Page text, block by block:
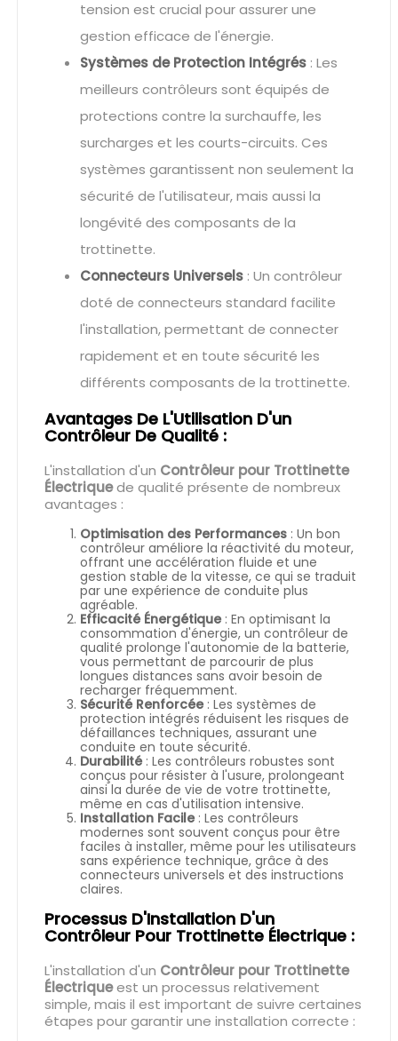
tension est crucial pour assurer une
gestion efficace de l'énergie.
Systèmes de Protection Intégrés : Les
meilleurs contrôleurs sont équipés de
protections contre la surchauffe, les
surcharges et les courts-circuits. Ces
systèmes garantissent non seulement la
sécurité de l'utilisateur, mais aussi la
longévité des composants de la
trottinette.
Connecteurs Universels : Un contrôleur
doté de connecteurs standard facilite
l'installation, permettant de connecter
rapidement et en toute sécurité les
différents composants de la trottinette.
Avantages De L'Utilisation D'un
Contrôleur De Qualité :
L'installation d'un Contrôleur pour Trottinette
Électriquede qualité présente de nombreux
avantages :
Optimisation des Performances : Un bon
contrôleur améliore la réactivité du moteur,
offrant une accélération fluide et une
gestion stable de la vitesse, ce qui se traduit
par une expérience de conduite plus
agréable.
Efficacité Énergétique: En optimisant la
consommation d'énergie, un contrôleur de
qualité prolonge l'autonomie de la batterie,
vous permettant de parcourir de plus
longues distances sans avoir besoin de
recharger fréquemment.
Sécurité Renforcée: Les systèmes de
protection intégrés réduisent les risques de
défaillances techniques, assurant une
conduite en toute sécurité.
Durabilité: Les contrôleurs robustes sont
conçus pour résister à l'usure, prolongeant
ainsi la durée de vie de votre trottinette,
même en cas d'utilisation intensive.
Installation Facile: Les contrôleurs
modernes sont souvent conçus pour être
faciles à installer, même pour les utilisateurs
sans expérience technique, grâce à des
connecteurs universels et des instructions
claires.
Processus D'Installation D'un
Contrôleur Pour Trottinette Électrique :
L'installation d'un Contrôleur pour Trottinette
Électriqueest un processus relativement
simple, mais il est important de suivre certaines
étapes pour garantir une installation correcte :